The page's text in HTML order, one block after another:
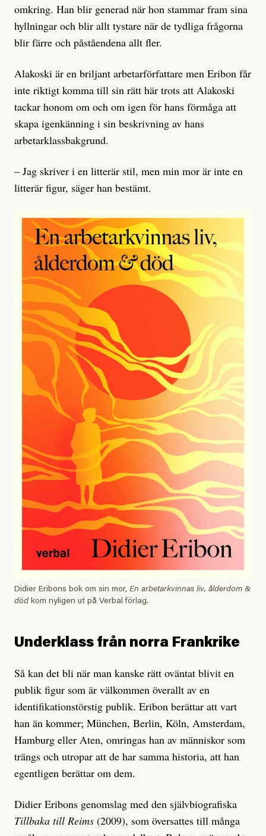
omkring. Han blir generad när hon stammar fram sina
hyllningar och blir allt tystare när de tydliga frågorna
blir färre och påståendena allt fler.
Alakoski är en briljant arbetarförfattare men Eribon får
inte riktigt komma till sin rätt här trots att Alakoski
tackar honom om och om igen för hans förmåga att
skapa igenkänning i sin beskrivning av hans
arbetarklassbakgrund.
– Jag skriver i en litterär stil, men min mor är inte en
litterär figur, säger han bestämt.
Didier Eribons bok om sin mor, En arbetarkvinnas liv, ålderdom &
död kom nyligen ut på Verbal förlag.
Underklass från norra Frankrike
Så kan det bli när man kanske rätt oväntat blivit en
publik figur som är välkommen överallt av en
identifikationstörstig publik. Eribon berättar att vart
han än kommer; München, Berlin, Köln, Amsterdam,
Hamburg eller Aten, omringas han av människor som
trängs och utropar att de har samma historia, att han
egentligen berättar om dem.
Didier Eribons genomslag med den självbiografiska
Tillbaka till Reims (2009), som översattes till många